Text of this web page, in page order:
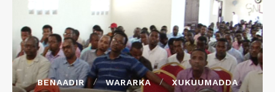
BENAADIR WARARKA XUKUUMADDA